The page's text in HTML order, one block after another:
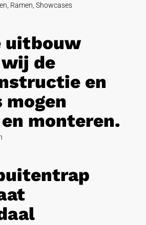
Ramen Showcases
uitbouw
de
en
mogen
monteren.